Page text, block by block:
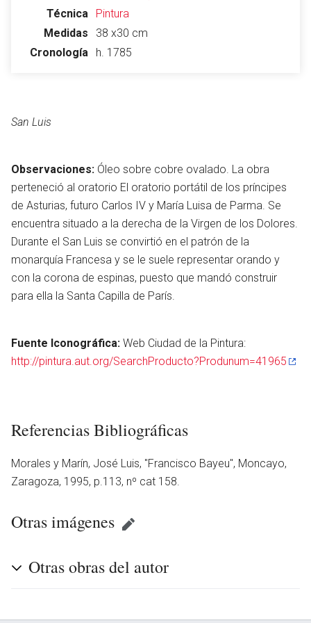
Técnica
Pintura
Medidas
38 x30 cm
Cronología
h. 1785
San Luis
Observaciones: Óleo sobre cobre ovalado. La obra
perteneció al oratorio El oratorio portátil de los príncipes
de Asturias, futuro Carlos IV y María Luisa de Parma. Se
encuentra situado a la derecha de la Virgen de los Dolores.
Durante el San Luis se convirtió en el patrón de la
monarquía Francesa y se le suele representar orando y
con la corona de espinas, puesto que mandó construir
para ella la Santa Capilla de París.
Fuente Iconográfica: Web Ciudad de la Pintura:
http://pintura.aut.org/SearchProducto?Produnum=41965
Referencias Bibliográficas
Morales y Marín, José Luis, ''Francisco Bayeu'', Moncayo,
Zaragoza, 1995, p.113, nº cat 158.
Otras imágenes
Otras obras del autor